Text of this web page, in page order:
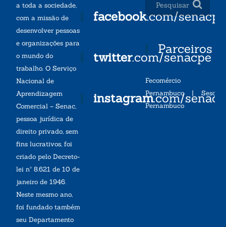
a toda a sociedade,
com a missão de
desenvolver pessoas
e organizações para
o mundo do
trabalho. O Serviço
Nacional de
Aprendizagem
Comercial – Senac,
pessoa jurídica de
direito privado, sem
fins lucrativos, foi
criado pelo Decreto-
lei nº 8.621 de 10 de
janeiro de 1946.
Neste mesmo ano,
foi fundado também
seu Departamento
facebook.com/senacpe
twitter.com/senacpe
instagram.com/
Parceiros
Fecomércio
Pernambuco| Sesc
Pernambuco